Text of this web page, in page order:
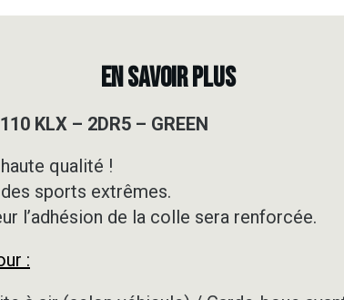
Kit
2DR5
EN SAVOIR PLUS
KLX – 2DR5 – GREEN
qualité !
sports extrêmes.
l’adhésion de la colle sera renforcée.
: